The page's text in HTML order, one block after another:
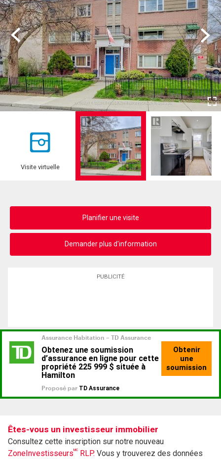
Previous Next
Visite virtuelle
Planifier une visite
Demander plus d'information
PUBLICITÉ
Êtes-vous un investisseur immobilier
Consultez cette inscription sur notre nouveau
ZoneInvestisseursMC RLP. Vous y trouverez des données